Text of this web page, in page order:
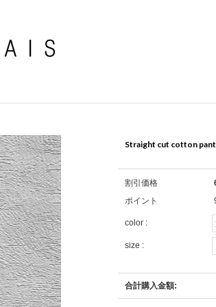
Straight cut cotton
割引価格
ポイント
color :
size :
合計購入金額: